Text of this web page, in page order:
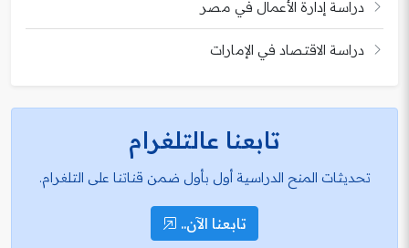
دراسة إدارة الأعمال في مصر
دراسة الاقتصاد في الإمارات
تابعنا عالتلغرام
تحديثات المنح الدراسية أول بأول ضمن قناتنا على التلغرام.
تابعنا الآن..